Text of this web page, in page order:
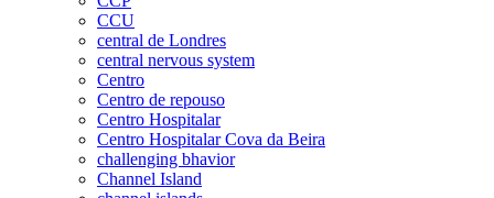
CCU
central de Londres
central nervous system
Centro
Centro de repouso
Centro Hospitalar
Centro Hospitalar Cova da Beira
challenging bhavior
Channel Island